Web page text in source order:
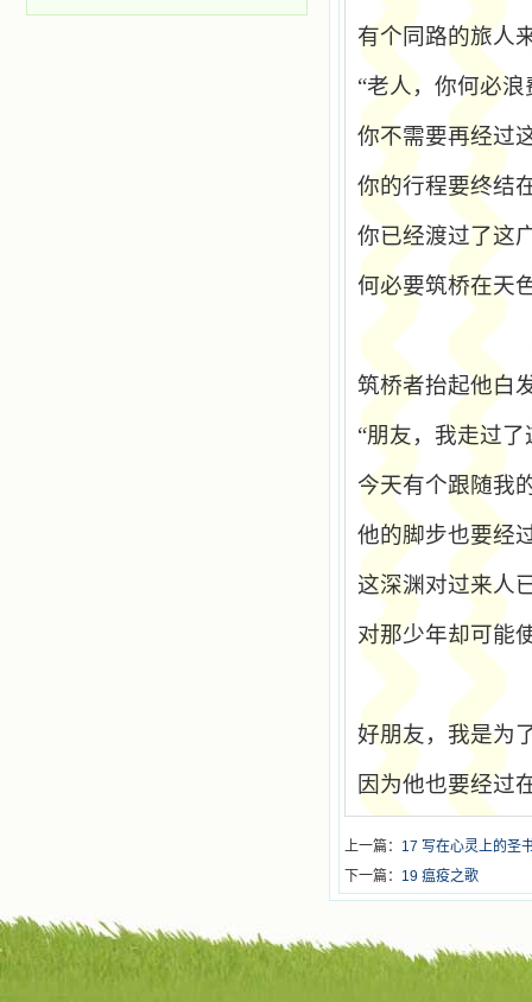
有个同路的旅人
“老人，你何必
你不需要再经过
你的行程要终结
你已经渡过了这
何必要筑桥在天
筑桥者抬起他白
“朋友，我走过
今天有个跟随我
他的脚步也要经
这深渊对过来人
对那少年却可能
好朋友，我是为
因为他也要经过
上一篇： 17 写在心灵上的
下一篇： 19 瘟疫之歌